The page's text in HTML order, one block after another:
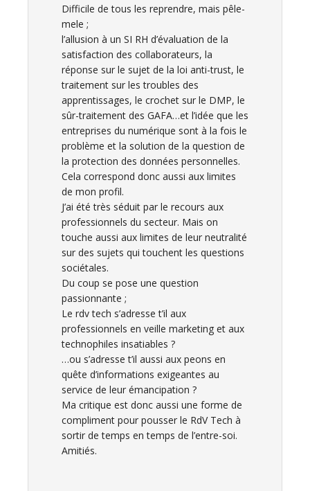
Difficile de tous les reprendre, mais pêle-
mele ;
l’allusion à un SI RH d’évaluation de la
satisfaction des collaborateurs, la
réponse sur le sujet de la loi anti-trust, le
traitement sur les troubles des
apprentissages, le crochet sur le DMP, le
sûr-traitement des GAFA…et l’idée que les
entreprises du numérique sont à la fois le
problème et la solution de la question de
la protection des données personnelles.
Cela correspond donc aussi aux limites
de mon profil.
J’ai été très séduit par le recours aux
professionnels du secteur. Mais on
touche aussi aux limites de leur neutralité
sur des sujets qui touchent les questions
sociétales.
Du coup se pose une question
passionnante ;
Le rdv tech s’adresse t’il aux
professionnels en veille marketing et aux
technophiles insatiables ?
…ou s’adresse t’il aussi aux peons en
quête d’informations exigeantes au
service de leur émancipation ?
Ma critique est donc aussi une forme de
compliment pour pousser le RdV Tech à
sortir de temps en temps de l’entre-soi.
Amitiés.